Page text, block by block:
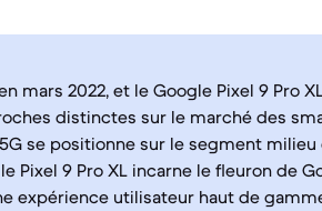
mars 2022, et le Google Pixel 9 Pro
distinctes sur le marché des
se positionne sur le segment
Pixel 9 Pro XL incarne le fleuron de
expérience utilisateur haut de